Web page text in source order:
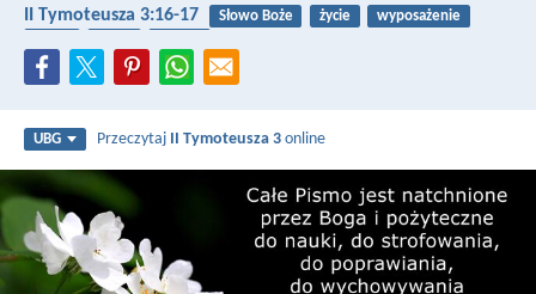
II Tymoteusza 3:16-17 Słowo Boże życie
wyposażenie
UBG Przeczytaj II Tymoteusza 3 online